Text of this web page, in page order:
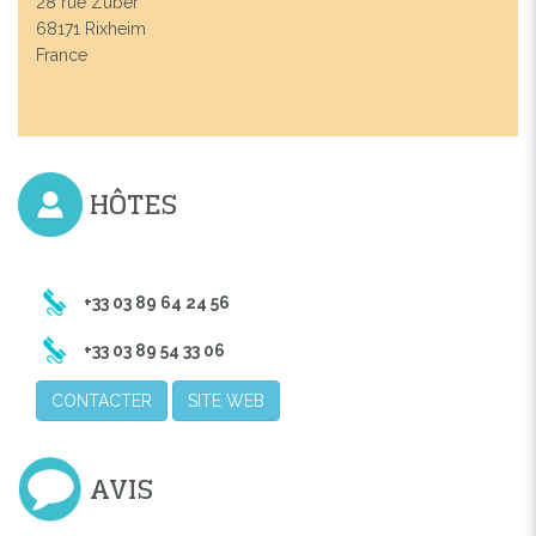
68171 Rixheim
France
HÔTES
+33 03 89 64 24 56
+33 03 89 54 33 06
CONTACTER SITE WEB
AVIS